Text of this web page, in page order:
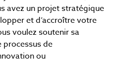
avez un projet stratégique
et d’accroître votre
voulez soutenir sa
processus de
ou